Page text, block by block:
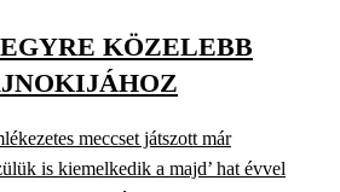
KÖZELEBB
meccset játszott már
is kiemelkedik a majd’ hat évvel